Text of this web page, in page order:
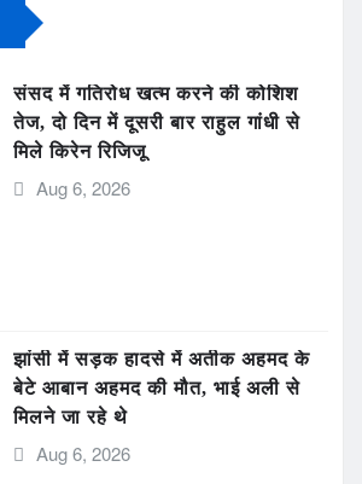
संसद में गतिरोध खत्म करने की कोशिश
तेज, दो दिन में दूसरी बार राहुल गांधी से
मिले किरेन रिजिजू
Aug 6, 2026
झांसी में सड़क हादसे में अतीक अहमद के
बेटे आबान अहमद की मौत, भाई अली से
मिलने जा रहे थे
Aug 6, 2026